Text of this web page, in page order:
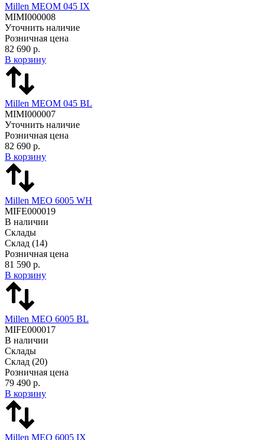
Millen MEOM 045 IX
MIMI000008
Уточнить наличие
Розничная цена
82 690 р.
В корзину
Millen MEOM 045 BL
MIMI000007
Уточнить наличие
Розничная цена
82 690 р.
В корзину
Millen MEO 6005 WH
MIFE000019
В наличии
Склады
Склад (14)
Розничная цена
81 590 р.
В корзину
Millen MEO 6005 BL
MIFE000017
В наличии
Склады
Склад (20)
Розничная цена
79 490 р.
В корзину
Millen MEO 6005 IX